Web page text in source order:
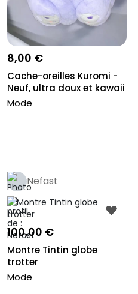
8,00 €
Cache-oreilles Kuromi -
Neuf, ultra doux et kawaii
Mode
Nefast
100,00 €
Montre Tintin globe
trotter
Mode